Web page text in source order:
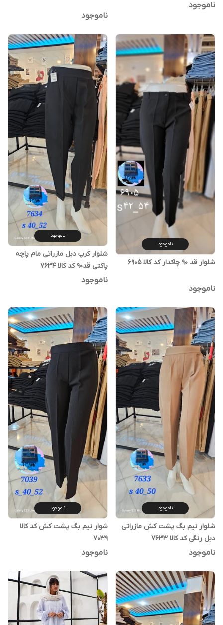
ناموجود
ناموجود
ناموجود
شلوار قد ۹۰ چاکدار کد کالا ۶۹۰۵
ناموجود
ناموجود
شلوار کرپ دبل مازراتی مام پاچه
پاکتی قد۹۰ کد کالا ۷۶۳۴
ناموجود
ناموجود
شلوار نیم بگ پشت کش مازراتی
دبل رنگی کد کالا ۷۶۳۳
ناموجود
ناموجود
شوار نیم بگ پشت کش کد کالا
۷۰۳۹
ناموجود